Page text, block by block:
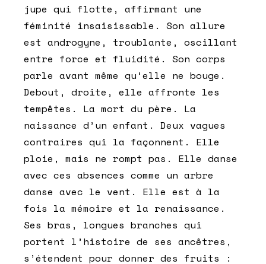
jupe qui flotte, affirmant une
féminité insaisissable. Son allure
est androgyne, troublante, oscillant
entre force et fluidité. Son corps
parle avant même qu’elle ne bouge.
Debout, droite, elle affronte les
tempêtes. La mort du père. La
naissance d’un enfant. Deux vagues
contraires qui la façonnent. Elle
ploie, mais ne rompt pas. Elle danse
avec ces absences comme un arbre
danse avec le vent. Elle est à la
fois la mémoire et la renaissance.
Ses bras, longues branches qui
portent l’histoire de ses ancêtres,
s’étendent pour donner des fruits :